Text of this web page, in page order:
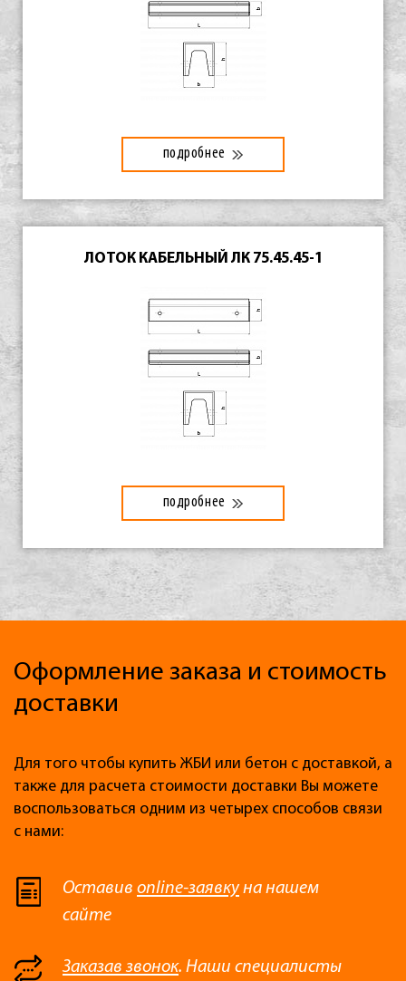
подробнее
ЛОТОК КАБЕЛЬНЫЙ ЛК 75.45.45-1
подробнее
Оформление заказа и стоимость
доставки
Для того чтобы купить ЖБИ или бетон с доставкой, а
также для расчета стоимости доставки Вы можете
воспользоваться одним из четырех способов связи
с нами:
Оставив online-заявкуна нашем
сайте
Заказав звонок. Наши специалисты